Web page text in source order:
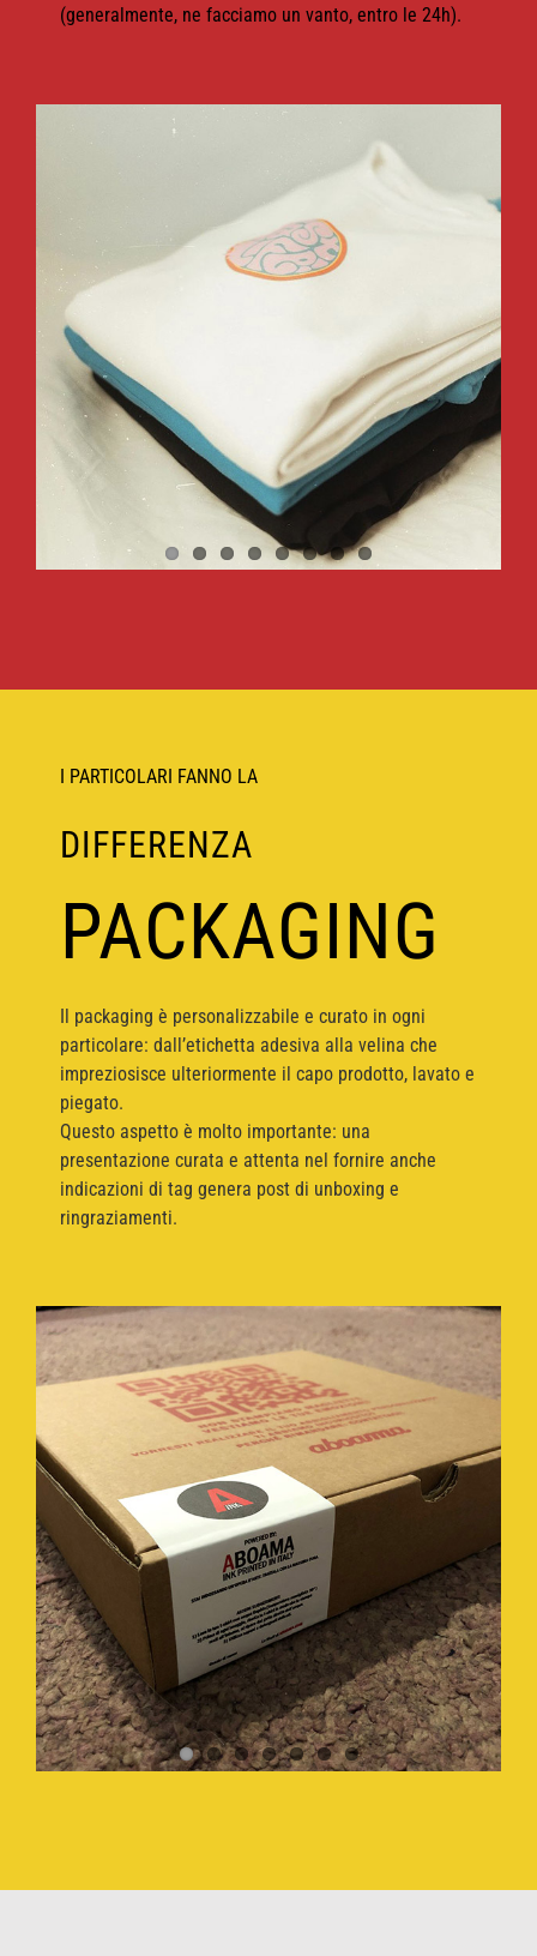
(generalmente, ne facciamo un vanto, entro le 24h).
I PARTICOLARI FANNO LA
DIFFERENZA
PACKAGING
Il packaging è personalizzabile e curato in ogni
particolare: dall’etichetta adesiva alla velina che
impreziosisce ulteriormente il capo prodotto, lavato e
piegato.
Questo aspetto è molto importante: una
presentazione curata e attenta nel fornire anche
indicazioni di tag genera post di unboxing e
ringraziamenti.